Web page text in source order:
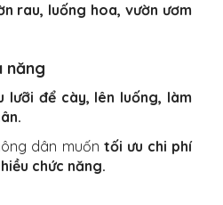
rau, luống hoa, vườn ươm
năng
lưỡi để cày, lên luống, làm
dân muốn tối ưu chi phí
chức năng.